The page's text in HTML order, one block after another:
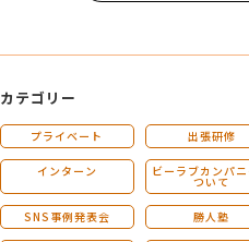
カテゴリー
プライベート 出張研修
インターン ビーラブカンパ
ついて
SNS事例発表会 勝人塾